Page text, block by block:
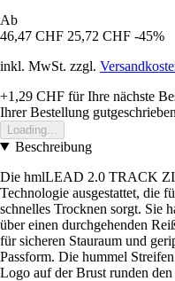
Ab
46,47 CHF 25,72 CHF -45%
inkl. MwSt. zzgl.
+1,29 CHF für Ihre nächste
Ihrer Bestellung gutgeschrieben
Loading...
Beschreibung
Die hmlLEAD 2.0 TRACK
Technologie ausgestattet, die
schnelles Trocknen sorgt. Sie
über einen durchgehenden
für sicheren Stauraum und
Passform. Die hummel
Logo auf der Brust runden